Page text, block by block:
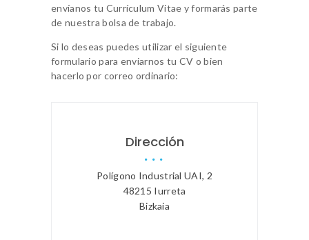
envíanos tu Currículum Vitae y formarás parte
de nuestra bolsa de trabajo.
Si lo deseas puedes utilizar el siguiente
formulario para enviarnos tu CV o bien
hacerlo por correo ordinario:
Dirección
Polígono Industrial UAI, 2
48215 Iurreta
Bizkaia